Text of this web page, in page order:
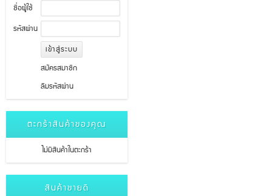
ชื่อผู้ใช้
รหัสผ่าน
สมัครสมาชิก
ลืมรหัสผ่าน
ตะกร้าสินค้าของคุณ
ไม่มีสินค้าในตะกร้า
สินค้าขายดี